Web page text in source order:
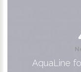
AquaLine